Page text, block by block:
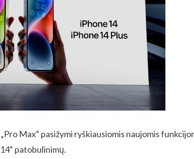
Max“ pasižymi ryškiausiomis naujomis
patobulinimų.